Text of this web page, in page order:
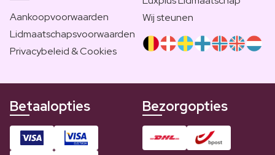
Aankoopvoorwaarden
Lidmaatschapsvoorwaarden
Privacybeleid & Cookies
Wij steunen
Betaalopties Bezorgopties